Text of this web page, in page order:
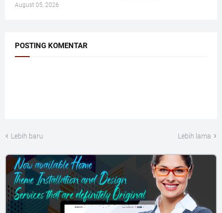
August 05, 2026
POSTING KOMENTAR
Lebih baru Lebih lama